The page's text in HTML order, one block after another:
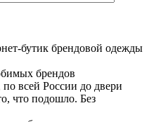
бутик брендовой одежды
брендов
по всей России до двери
что подошло. Без